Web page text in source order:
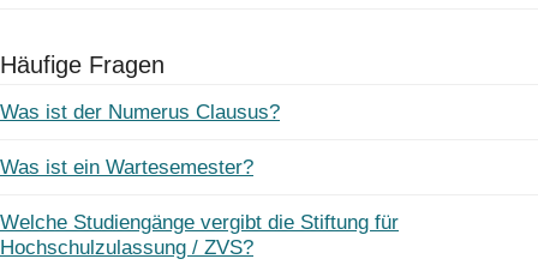
Häufige Fragen
Was ist der Numerus Clausus?
Was ist ein Wartesemester?
Welche Studiengänge vergibt die Stiftung für
Hochschulzulassung / ZVS?